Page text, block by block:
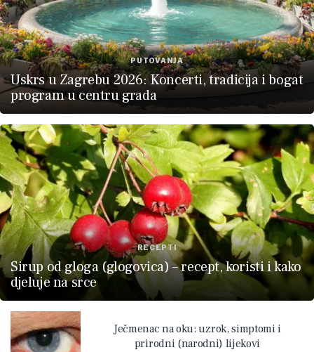
PUTOVANJA
Uskrs u Zagrebu 2026: Koncerti, tradicija i bogat
program u centru grada
RECEPTI
Sirup od gloga (glogovica) – recept, koristi i kako
djeluje na srce
Ječmenac na oku: uzrok, simptomi i
prirodni (narodni) lijekovi